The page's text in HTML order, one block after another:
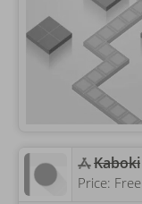
‎Kaboki
Price: Free